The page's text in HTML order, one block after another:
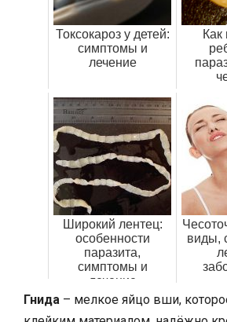
Токсокароз у детей:
симптомы и
лечение
Как
Широкий лентец:
особенности
паразита,
симптомы и
лечение
заболевания
виды,
Гнида – мелкое яйцо вши,